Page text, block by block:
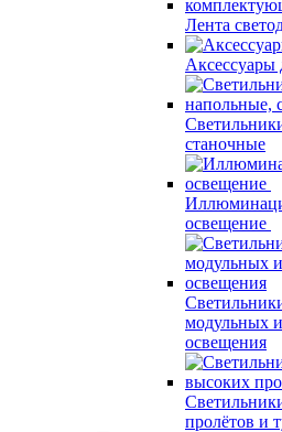
Лента
Аксессуары
станочные
освещение
модульных
освещения
пролётов и